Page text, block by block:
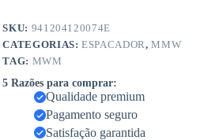
SKU: 941204120074E
CATEGORIAS:ESPACADOR,MMW
TAG: MWM
5 Razões para comprar:
Qualidade premium
Pagamento seguro
Satisfação garantida